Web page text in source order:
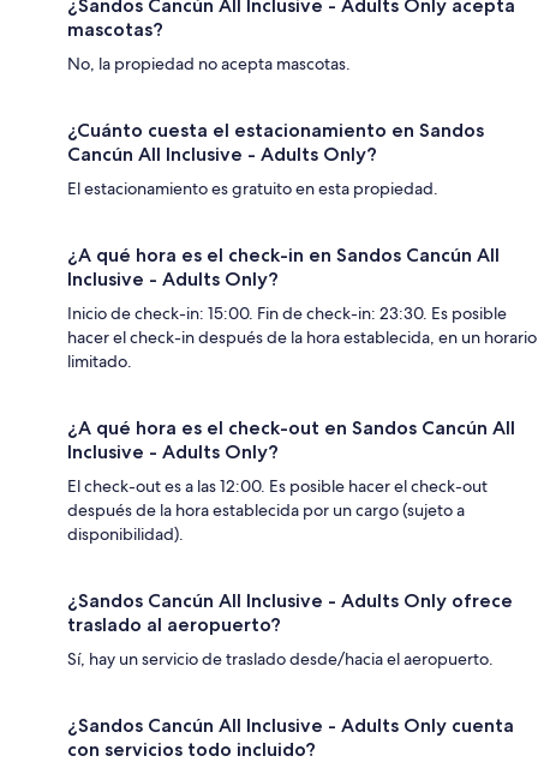
¿Sandos Cancún All Inclusive - Adults Only acepta
mascotas?
No, la propiedad no acepta mascotas.
¿Cuánto cuesta el estacionamiento en Sandos
Cancún All Inclusive - Adults Only?
El estacionamiento es gratuito en esta propiedad.
¿A qué hora es el check-in en Sandos Cancún All
Inclusive - Adults Only?
Inicio de check-in: 15:00. Fin de check-in: 23:30. Es posible
hacer el check-in después de la hora establecida, en un horario
limitado.
¿A qué hora es el check-out en Sandos Cancún All
Inclusive - Adults Only?
El check-out es a las 12:00. Es posible hacer el check-out
después de la hora establecida por un cargo (sujeto a
disponibilidad).
¿Sandos Cancún All Inclusive - Adults Only ofrece
traslado al aeropuerto?
Sí, hay un servicio de traslado desde/hacia el aeropuerto.
¿Sandos Cancún All Inclusive - Adults Only cuenta
con servicios todo incluido?